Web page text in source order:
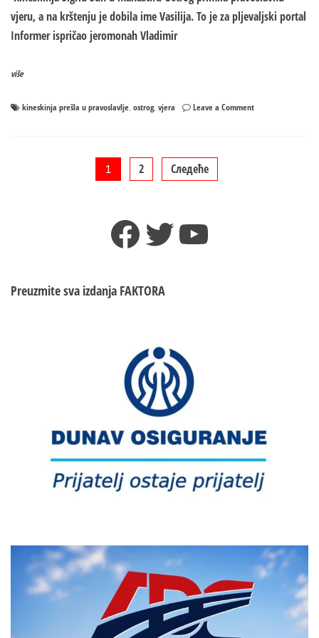
vjeru, a na krštenju je dobila ime Vasilija. To je za pljevaljski portal
Informer ispričao jeromonah Vladimir
više
kineskinja prešla u pravoslavlje, ostrog, vjera Leave a Commenton
Пагинација
1 2 Следеће
Facebook
TwitterYouTube
Preuzmite sva izdanja FAKTORA